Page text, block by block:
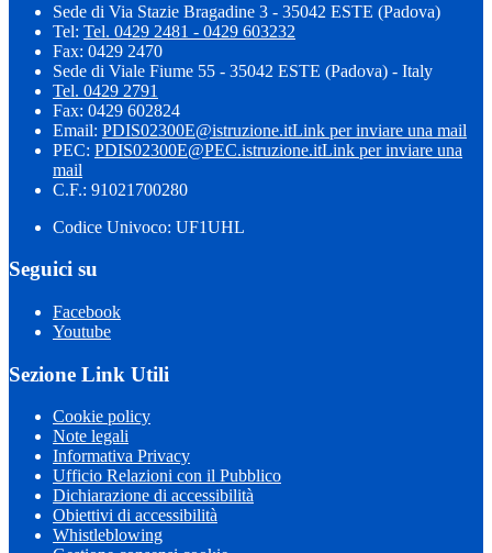
Sede di Via Stazie Bragadine 3 - 35042 ESTE (Padova)
Tel: Tel. 0429 2481 - 0429 603232
Fax: 0429 2470
Sede di Viale Fiume 55 - 35042 ESTE (Padova) - Italy
Tel. 0429 2791
Fax: 0429 602824
Email: PDIS02300E@istruzione.itLink per inviare una mail
PEC: PDIS02300E@PEC.istruzione.itLink per inviare una
mail
C.F.: 91021700280
Codice Univoco: UF1UHL
Seguici su
Facebook
Youtube
Sezione Link Utili
Cookie policy
Note legali
Informativa Privacy
Ufficio Relazioni con il Pubblico
Dichiarazione di accessibilità
Obiettivi di accessibilità
Whistleblowing